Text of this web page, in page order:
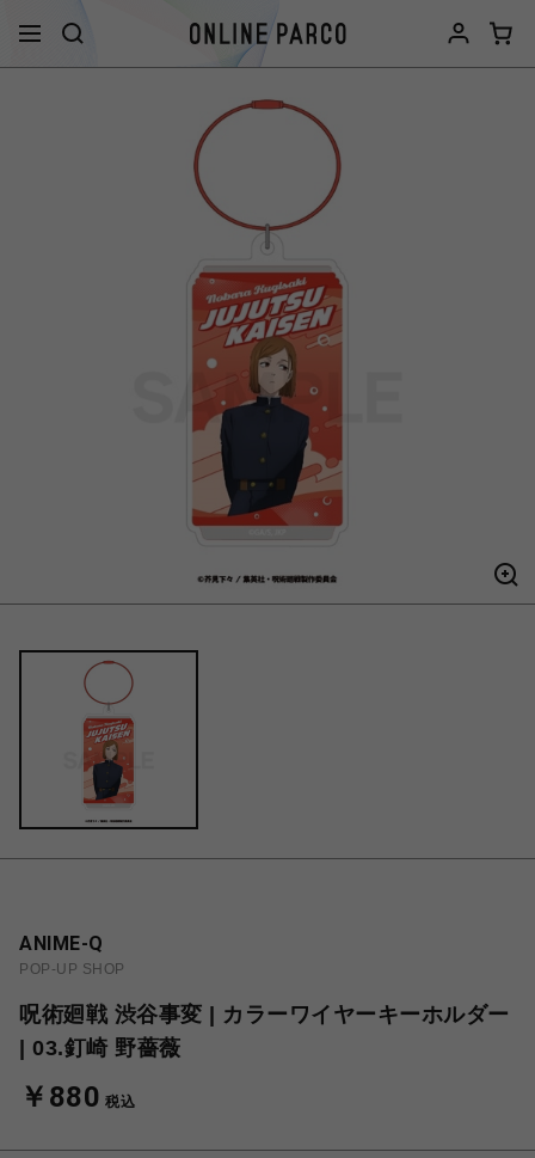
ANIME-Q
POP-UP SHOP
呪術廻戦 渋谷事変 | カラーワイヤーキーホルダー
| 03.釘崎 野薔薇
￥880 税込